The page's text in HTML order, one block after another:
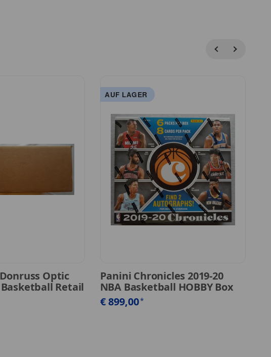
Optic
Basketball Retail
AUF LAGER
Panini Chronicles 2019-20
NBA Basketball HOBBY Box
€ 899,00*